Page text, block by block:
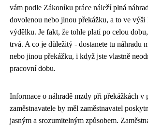
vám podle Zákoníku práce náleží plná
dovolenou nebo jinou překážku, a to ve výši
výdělku. Je fakt, že tohle platí po celou
trvá. A co je důležitý - dostanete tu náhradu
nebo jinou překážku, i když jste vlastně
pracovní dobu.
Informace o náhradě mzdy při překážkách v
zaměstnavatele by měl zaměstnavatel
jasným a srozumitelným způsobem.